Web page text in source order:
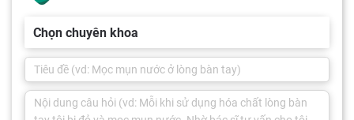
Chọn chuyên khoa